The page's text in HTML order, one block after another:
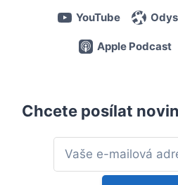
YouTube
Apple Podcast
Chcete posílat